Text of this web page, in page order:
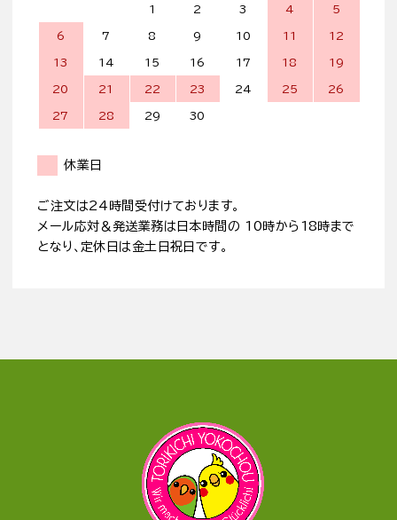
1 2 3 4 5
6 7 8 9 10 11 12
13 14 15 16 17 18 19
20 21 22 23 24 25 26
27 28 29 30
休業日
ご注文は24時間受付けております。
メール応対＆発送業務は日本時間の 10時から18時まで
となり、定休日は金土日祝日です。